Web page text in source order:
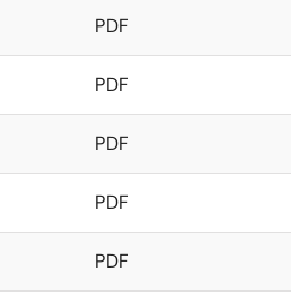
PDF
PDF
PDF
PDF
PDF